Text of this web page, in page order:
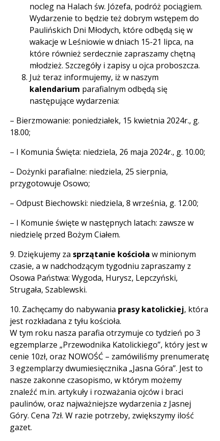
nocleg na Halach św. Józefa, podróż pociągiem.
Wydarzenie to będzie też dobrym wstępem do
Paulińskich Dni Młodych, które odbędą się w
wakacje w Leśniowie w dniach 15-21 lipca, na
które również serdecznie zapraszamy chętną
młodzież. Szczegóły i zapisy u ojca proboszcza.
Już teraz informujemy, iż w naszym
kalendarium parafialnym odbędą się
następujące wydarzenia:
– Bierzmowanie: poniedziałek, 15 kwietnia 2024r., g.
18.00;
– I Komunia Święta: niedziela, 26 maja 2024r., g. 10.00;
– Dożynki parafialne: niedziela, 25 sierpnia,
przygotowuje Osowo;
– Odpust Biechowski: niedziela, 8 września, g. 12.00;
– I Komunie święte w następnych latach: zawsze w
niedzielę przed Bożym Ciałem.
9. Dziękujemy za sprzątanie kościoła w minionym
czasie, a w nadchodzącym tygodniu zapraszamy z
Osowa Państwa: Wygoda, Hurysz, Lepczyński,
Strugała, Szablewski.
10. Zachęcamy do nabywania prasy katolickiej, która
jest rozkładana z tyłu kościoła.
W tym roku nasza parafia otrzymuje co tydzień po 3
egzemplarze „Przewodnika Katolickiego”, który jest w
cenie 10zł, oraz NOWOŚĆ – zamówiliśmy prenumeratę
3 egzemplarzy dwumiesięcznika „Jasna Góra”. Jest to
nasze zakonne czasopismo, w którym możemy
znaleźć m.in. artykuły i rozważania ojców i braci
paulinów, oraz najważniejsze wydarzenia z Jasnej
Góry. Cena 7zł. W razie potrzeby, zwiększymy ilość
gazet.